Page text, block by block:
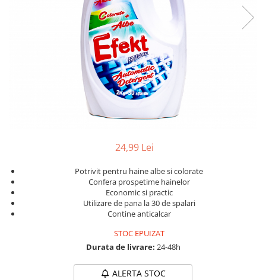
24,99 Lei
Potrivit pentru haine albe si colorate
Confera prospetime hainelor
Economic si practic
Utilizare de pana la 30 de spalari
Contine anticalcar
STOC EPUIZAT
Durata de livrare: 24-48h
ALERTA STOC